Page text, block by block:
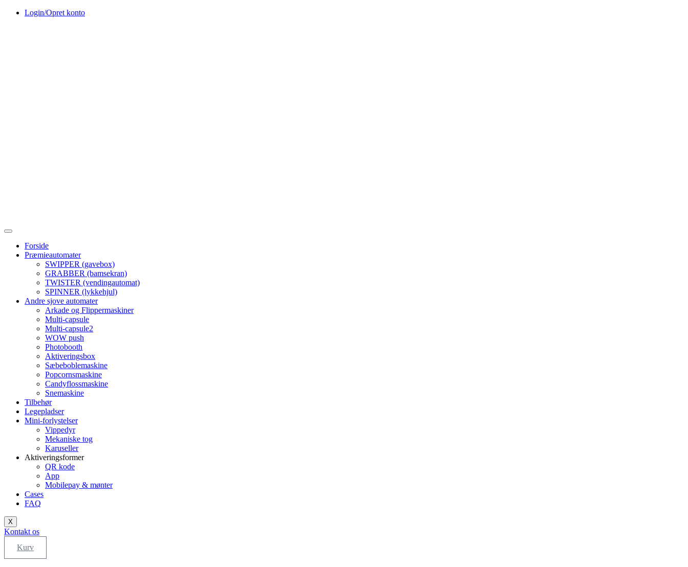
VidereLogin/Opret konto
Forside
Præmieautomater
SWIPPER (gavebox)
GRABBER (bamsekran)
TWISTER (vendingautomat)
SPINNER (lykkehjul)
Andre sjove automater
Arkade og Flippermaskiner
Multi-capsule
Multi-capsule2
WOW push
Photobooth
Aktiveringsbox
Sæbeboblemaskine
Popcornsmaskine
Candyflossmaskine
Snemaskine
Tilbehør
Legepladser
Mini-forlystelser
Vippedyr
Mekaniske tog
Karuseller
Aktiveringsformer
QR kode
App
Mobilepay & mønter
Cases
FAQ
X
Kontakt os
Kurv